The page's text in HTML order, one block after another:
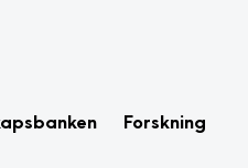
Forskning